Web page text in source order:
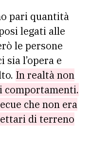
pari quantità
legati alle
le persone
l’opera e
In realtà non
comportamenti.
che non era
di terreno